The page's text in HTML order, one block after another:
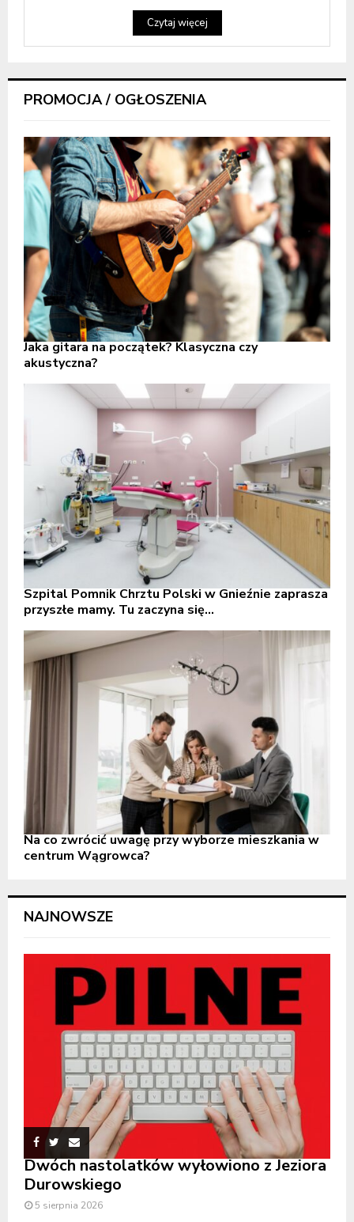
Czytaj więcej
PROMOCJA / OGŁOSZENIA
Jaka gitara na początek? Klasyczna czy
akustyczna?
Szpital Pomnik Chrztu Polski w Gnieźnie zaprasza
przyszłe mamy. Tu zaczyna się...
Na co zwrócić uwagę przy wyborze mieszkania w
centrum Wągrowca?
NAJNOWSZE
Dwóch nastolatków wyłowiono z Jeziora
Durowskiego
5 sierpnia 2026